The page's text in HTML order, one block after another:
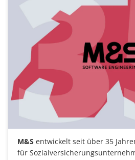
M&S entwickelt seit über 35
für